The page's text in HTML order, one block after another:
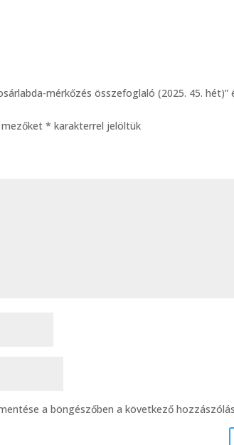
mérkőzés összefoglaló (2025. 45. hét)”
mezőket* karakterrel jelöltük
a böngészőben a következő